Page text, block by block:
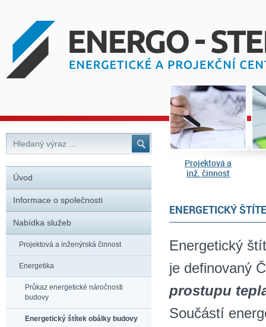
Projektová a
inž. činnost
ENERGETICKÝ
Energetický
je definovaný
prostupu
Součástí
Úvod
Informace o společnosti
Nabídka služeb
Projektová a inženýrská činnost
Energetika
Průkaz energetické náročnosti
budovy
Energetický štítek obálky budovy